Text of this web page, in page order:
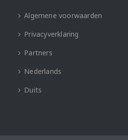
Algemene voorwaarden
Privacyverklaring
Partners
Nederlands
Duits